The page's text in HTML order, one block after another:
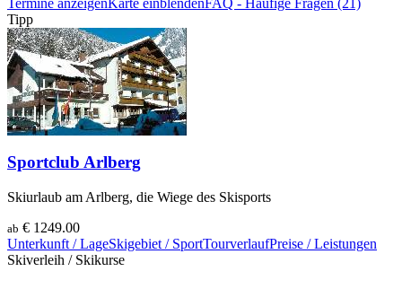
Termine anzeigenKarte einblendenFAQ - Häufige Fragen (21)
Tipp
Sportclub Arlberg
Skiurlaub am Arlberg, die Wiege des Skisports
ab € 1249.00
Unterkunft / LageSkigebiet / SportTourverlaufPreise / Leistungen
Skiverleih / Skikurse